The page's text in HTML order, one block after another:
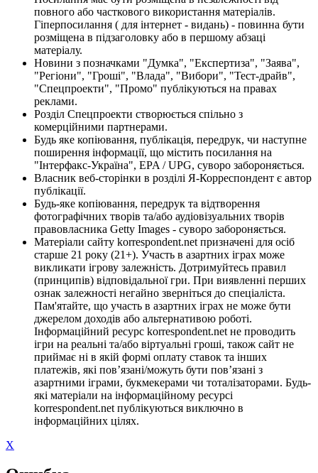
повного або часткового використання матеріалів.
Гіперпосилання ( для інтернет - видань) - повинна бути
розміщена в підзаголовку або в першому абзаці
матеріалу.
Новини з позначками "Думка", "Експертиза", "Заява",
"Регіони", "Гроші", "Влада", "Вибори", "Тест-драйв",
"Спецпроекти", "Промо" публікуються на правах
реклами.
Розділ Спецпроекти створюється спільно з
комерційними партнерами.
Будь яке копіювання, публікація, передрук, чи наступне
поширення інформації, що містить посилання на
"Інтерфакс-Україна", EPA / UPG, суворо забороняється.
Власник веб-сторінки в розділі Я-Корреспондент є автор
публікації.
Будь-яке копіювання, передрук та відтворення
фотографічних творів та/або аудіовізуальних творів
правовласника Getty Images - суворо забороняється.
Матеріали сайту korrespondent.net призначені для осіб
старше 21 року (21+). Участь в азартних іграх може
викликати ігрову залежність. Дотримуйтесь правил
(принципів) відповідальної гри. При виявленні перших
ознак залежності негайно зверніться до спеціаліста.
Пам'ятайте, що участь в азартних іграх не може бути
джерелом доходів або альтернативою роботі.
Інформаційний ресурс korrespondent.net не проводить
ігри на реальні та/або віртуальні гроші, також сайт не
приймає ні в якій формі оплату ставок та інших
платежів, які пов’язані/можуть бути пов’язані з
азартними іграми, букмекерами чи тоталізаторами. Будь-
які матеріали на інформаційному ресурсі
korrespondent.net публікуються виключно в
інформаційних цілях.
X